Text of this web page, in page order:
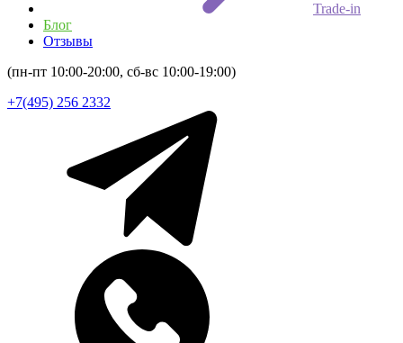
Trade-in
Блог
Отзывы
(пн-пт 10:00-20:00, сб-вс 10:00-19:00)
+7(495) 256 2332